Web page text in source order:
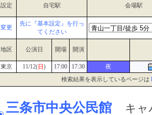
設定 自宅駅 会場駅
変更
先に『基本設定』を行っ
てください
地区 公演日 開場 開演
東京 11/12(日 ) 17:00 17:30
夜
検索結果を表示しているページは
三条市中央公民館
キャ